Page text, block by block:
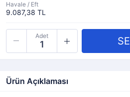
Havale / Eft
9.087,38 TL
Adet
Ürün Açıklaması